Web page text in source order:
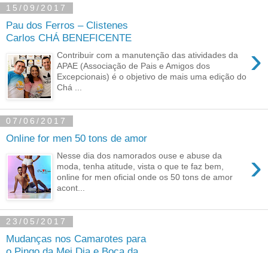
15/09/2017
Pau dos Ferros – Clistenes
Carlos CHÁ BENEFICENTE
›
Contribuir com a manutenção das atividades da
APAE (Associação de Pais e Amigos dos
Excepcionais) é o objetivo de mais uma edição do
Chá ...
07/06/2017
Online for men 50 tons de amor
›
Nesse dia dos namorados ouse e abuse da
moda, tenha atitude, vista o que te faz bem,
online for men oficial onde os 50 tons de amor
acont...
23/05/2017
Mudanças nos Camarotes para